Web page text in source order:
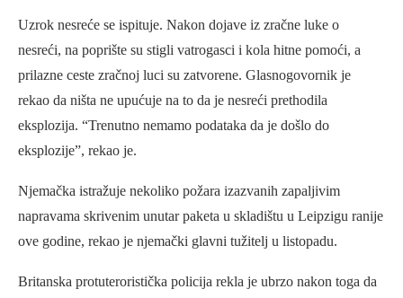
Uzrok nesreće se ispituje. Nakon dojave iz zračne luke o
nesreći, na poprište su stigli vatrogasci i kola hitne pomoći, a
prilazne ceste zračnoj luci su zatvorene. Glasnogovornik je
rekao da ništa ne upućuje na to da je nesreći prethodila
eksplozija. “Trenutno nemamo podataka da je došlo do
eksplozije”, rekao je.
Njemačka istražuje nekoliko požara izazvanih zapaljivim
napravama skrivenim unutar paketa u skladištu u Leipzigu ranije
ove godine, rekao je njemački glavni tužitelj u listopadu.
Britanska protuteroristička policija rekla je ubrzo nakon toga da